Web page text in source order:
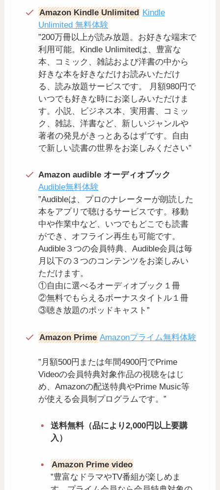
Amazon Kindle Unlimited Kindle
Unlimited 無料体験
”200万冊以上が読み放題。お好きな端末で
利用可能。Kindle Unlimitedは、豊富な
本、コミック、雑誌および洋書の中から
好きな本を好きなだけお読みいただけ
る、読み放題サービスです。 月額980円で
いつでも好きな時にお楽しみいただけま
す。小説、ビジネス本、実用書、コミッ
ク、雑誌、洋書など、新しいジャンルや
著者の発見がきっとあるはずです。自由
で新しい読書の世界をお楽しみください”
Amazon audible オーディオブック
Audible無料体験
”Audibleは、プロのナレーターが朗読した
本をアプリで聴けるサービスです。移動
中や作業中など、いつでもどこでも読書
ができ、オフライン再生も可能です。
Audible３つの会員特典、Audible会員は毎
月以下の３つのコンテンツをお楽しみい
ただけます。
①自由に選べるオーディオブック１冊
②無料でもらえるボーナスタイトル１冊
③聴き放題のポッドキャスト”
Amazon Prime Amazonプライム無料体験
”月額500円または年間4900円でPrime
Videoの会員特典対象作品の視聴をはじ
め、Amazonの配送特典やPrime Music等
が使える会員制プログラムです。”
送料無料（品により2,000円以上要購
入）
Amazon Prime video
”豊富なドラマやTV番組が楽しめま